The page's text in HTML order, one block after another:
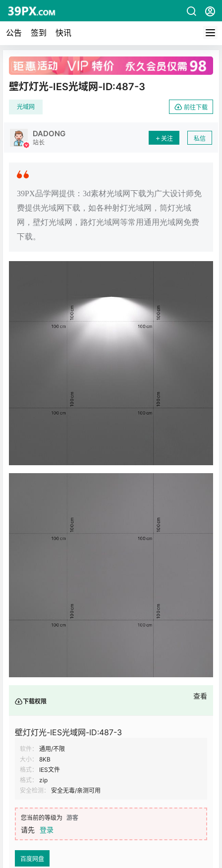
公告 签到 快讯
广告
壁灯灯光-IES光域网-ID:487-3
光域网 前往下载
DADONG
站长
关注 私信
39PX品学网提供：3d素材光域网下载为广大设计师免
费提供光域网下载，如各种射灯光域网，筒灯光域
网，壁灯光域网，路灯光域网等常用通用光域网免费
下载。
下载权限
查看
壁灯灯光-IES光域网-ID:487-3
软件：
通用/不限
大小：
8KB
格式：
IES文件
格式：
zip
安全检测：
安全无毒/亲测可用
您当前的等级为 游客
请先 登录
百度网盘